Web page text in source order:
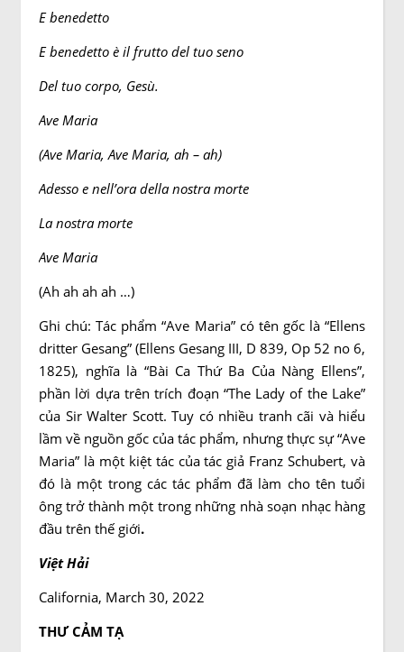
E benedetto
E benedetto è il frutto del tuo seno
Del tuo corpo, Gesù.
Ave Maria
(Ave Maria, Ave Maria, ah – ah)
Adesso e nell’ora della nostra morte
La nostra morte
Ave Maria
(Ah ah ah ah …)
Ghi chú: Tác phẩm “Ave Maria” có tên gốc là “Ellens
dritter Gesang” (Ellens Gesang III, D 839, Op 52 no 6,
1825), nghĩa là “Bài Ca Thứ Ba Của Nàng Ellens”,
phần lời dựa trên trích đoạn “The Lady of the Lake”
của Sir Walter Scott. Tuy có nhiều tranh cãi và hiểu
lầm về nguồn gốc của tác phẩm, nhưng thực sự “Ave
Maria” là một kiệt tác của tác giả Franz Schubert, và
đó là một trong các tác phẩm đã làm cho tên tuổi
ông trở thành một trong những nhà soạn nhạc hàng
đầu trên thế giới.
Việt Hải
California, March 30, 2022
THƯ CẢM TẠ